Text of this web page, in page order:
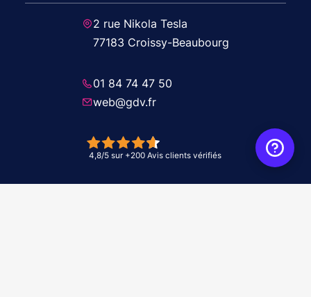
2 rue Nikola Tesla
77183 Croissy-Beaubourg
01 84 74 47 50
web@gdv.fr